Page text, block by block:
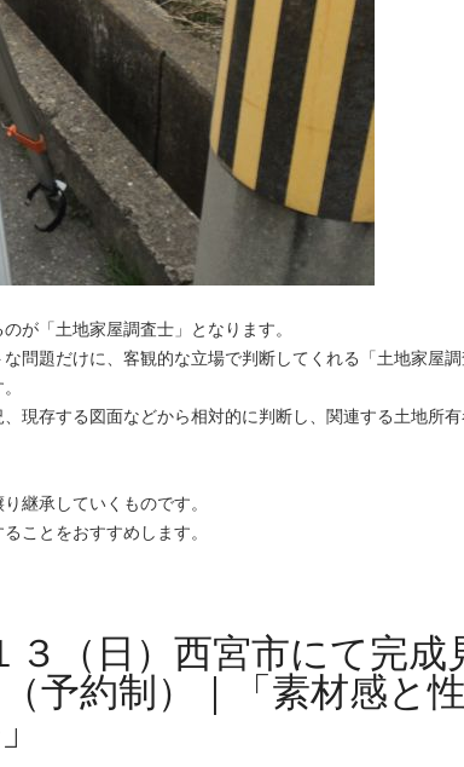
が「土地家屋調査士」となります。
問題だけに、客観的な立場で判断してくれる「土地家屋調
現存する図面などから相対的に判断し、関連する土地所
継承していくものです。
ことをおすすめします。
３（日）西宮市にて完成
予約制）｜「素材感と